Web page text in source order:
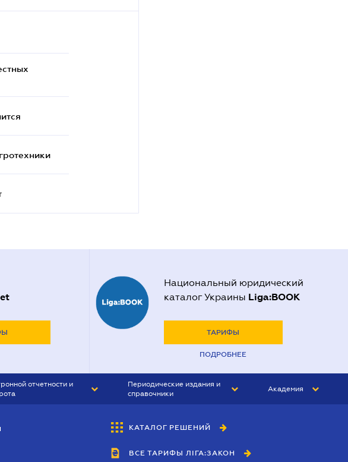
Национальный юридический
каталог Украины Liga:BOOK
ТАРИФЫ
ПОДРОБНЕЕ
отчетности и
Периодические издания и
справочники
БУХГАЛТЕР&ЗАКОН
ВЕСТНИК МСФО
Академия
КАТАЛОГ РЕШЕНИЙ
ВСЕ ТАРИФЫ ЛІГА:ЗАКОН